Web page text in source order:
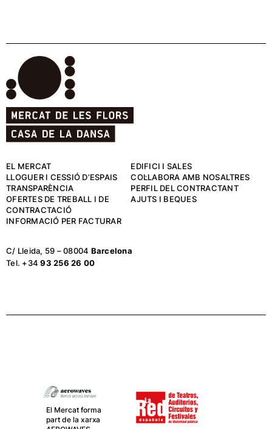
EL MERCAT
EDIFICI I SALES
LLOGUER I CESSIÓ D’ESPAIS
COL·LABORA AMB NOSALTRES
TRANSPARÈNCIA
PERFIL DEL CONTRACTANT
OFERTES DE TREBALL I DE
CONTRACTACIÓ
AJUTS I BEQUES
INFORMACIÓ PER FACTURAR
C/ Lleida, 59 – 08004 Barcelona
Tel. +3493 256 26 00
El Mercat,
juntament amb
La Central del